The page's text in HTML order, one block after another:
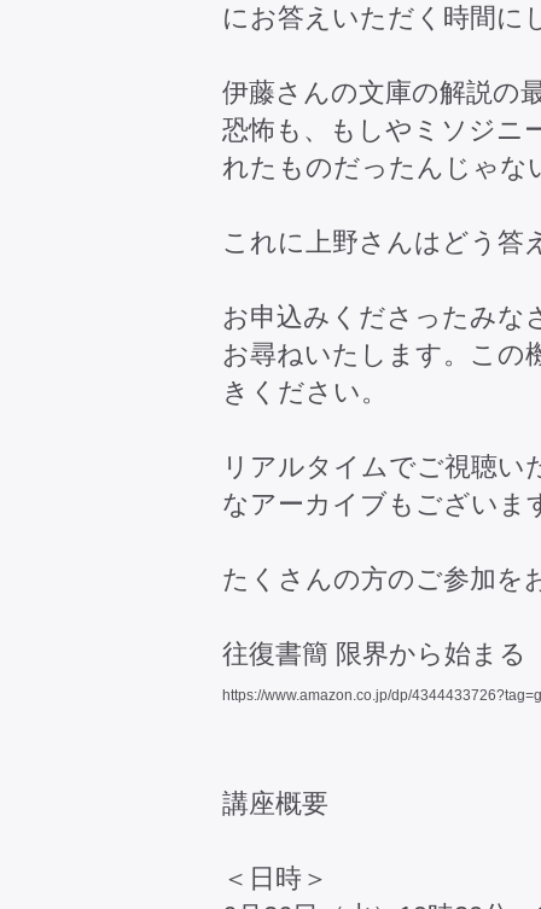
にお答えいただく時間に
伊藤さんの文庫の解説の
恐怖も、もしやミソジニ
れたものだったんじゃな
これに上野さんはどう答
お申込みくださったみな
お尋ねいたします。この
きください。
リアルタイムでご視聴い
なアーカイブもございま
たくさんの方のご参加を
往復書簡 限界から始まる
https://www.amazon.co.jp/dp/
講座概要
＜日時＞